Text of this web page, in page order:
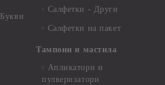
Салфетки - Други
Салфетки на пакет
Тампони и мастила
Апликатори и
пулверизатори